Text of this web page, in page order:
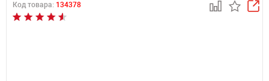
Код товара: 134378